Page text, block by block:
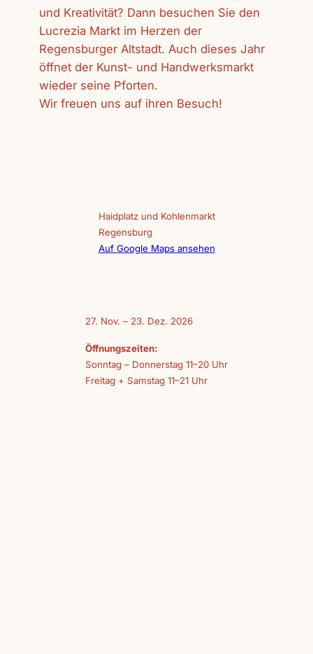
und Kreativität? Dann besuchen Sie den
Lucrezia Markt im Herzen der
Regensburger Altstadt. Auch dieses Jahr
öffnet der Kunst- und Handwerksmarkt
wieder seine Pforten.
Wir freuen uns auf ihren Besuch!
Haidplatz und Kohlenmarkt
Regensburg
Auf Google Maps ansehen
27. Nov. – 23. Dez. 2026
Öffnungszeiten:
Sonntag – Donnerstag 11–20 Uhr
Freitag + Samstag 11–21 Uhr